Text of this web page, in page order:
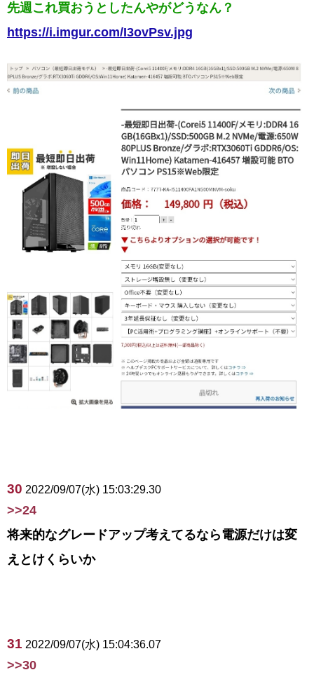
先週これ買おうとしたんやがどうなん？
https://i.imgur.com/I3ovPsv.jpg
30 2022/09/07(水) 15:03:29.30
>>24
将来的なグレードアップ考えてるなら電源だけは変
えとけくらいか
31 2022/09/07(水) 15:04:36.07
>>30